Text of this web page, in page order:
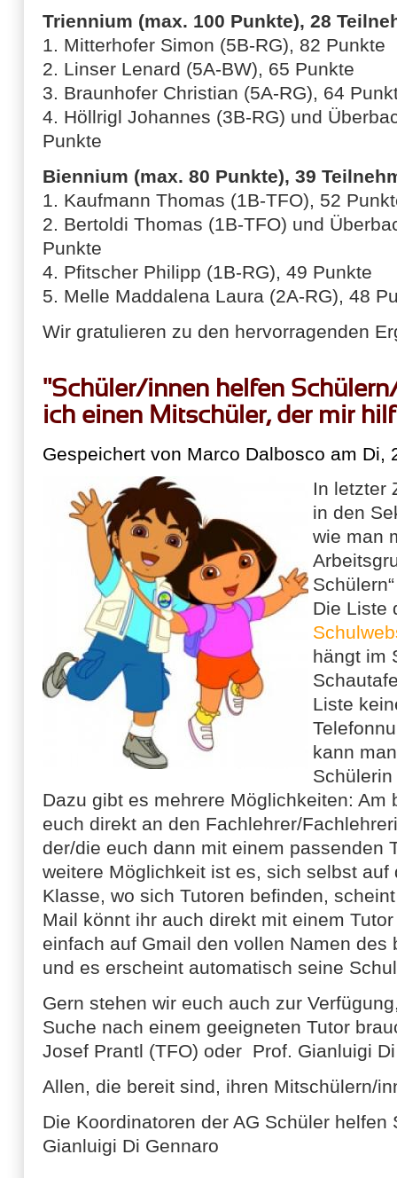
Triennium (max. 100 Punkte), 28
1. Mitterhofer Simon (5B-RG), 82 Punkte
2. Linser Lenard (5A-BW), 65 Punkte
3. Braunhofer Christian (5A-RG), 64
4. Höllrigl Johannes (3B-RG) und
Punkte
Biennium (max. 80 Punkte), 39
1. Kaufmann Thomas (1B-TFO), 52
2. Bertoldi Thomas (1B-TFO) und
Punkte
4. Pfitscher Philipp (1B-RG), 49 Punkte
5. Melle Maddalena Laura (2A-RG), 48
Wir gratulieren zu den hervorragenden
"Schüler/innen helfen
ich einen Mitschüler, der mir
Gespeichert von Marco Dalbosco am Di,
In letzter
in den
wie man
Die Liste
hängt im
Liste
kann
Dazu gibt es mehrere Möglichkeiten: Am
euch direkt an den Fachlehrer/
der/die euch dann mit einem passenden
weitere Möglichkeit ist es, sich selbst
Klasse, wo sich Tutoren befinden,
Mail könnt ihr auch direkt mit einem
einfach auf Gmail den vollen Namen des
und es erscheint automatisch seine
Gern stehen wir euch auch zur
Suche nach einem geeigneten Tutor
Josef Prantl (TFO) oder Prof. Gianluigi
Allen, die bereit sind, ihren Mitschülern/
Die Koordinatoren der AG Schüler helfen
Gianluigi Di Gennaro